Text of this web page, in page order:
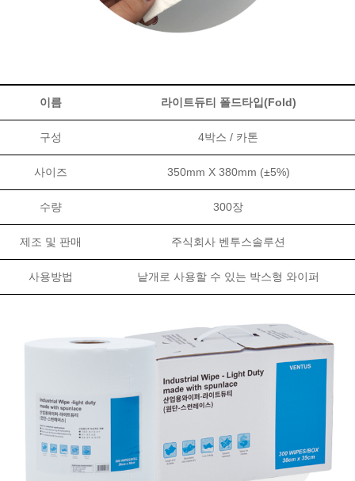
이름 라이트듀티 폴드타입(Fold)
구성 4박스 / 카톤
사이즈 350mm X 380mm (±5%)
수량 300장
제조 및 판매 주식회사 벤투스솔루션
사용방법 낱개로 사용할 수 있는 박스형 와이퍼